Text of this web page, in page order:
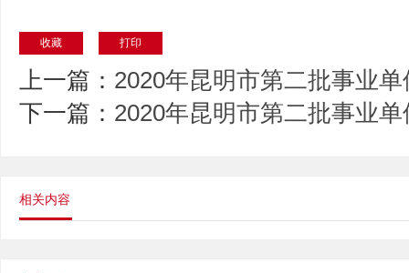
收藏 打印
上一篇： 2020年昆明市第二批事业
下一篇： 2020年昆明市第二批事业
相关内容